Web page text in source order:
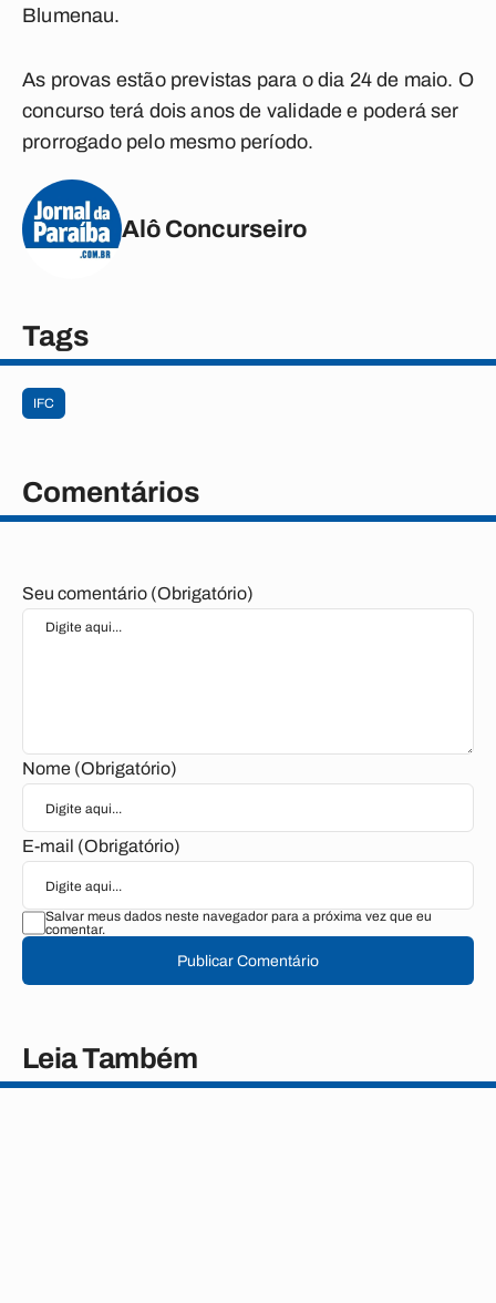
Blumenau.
As provas estão previstas para o dia 24 de maio. O
concurso terá dois anos de validade e poderá ser
prorrogado pelo mesmo período.
Alô Concurseiro
Tags
IFC
Comentários
Seu comentário (Obrigatório)
Nome (Obrigatório)
E-mail (Obrigatório)
Salvar meus dados neste navegador para a próxima vez que eu
comentar.
Publicar Comentário
Leia Também